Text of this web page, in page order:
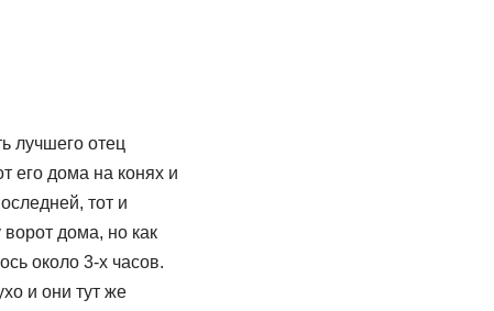
лучшего отец
его дома на конях и
тот и
дома, но как
около 3-х часов.
и они тут же